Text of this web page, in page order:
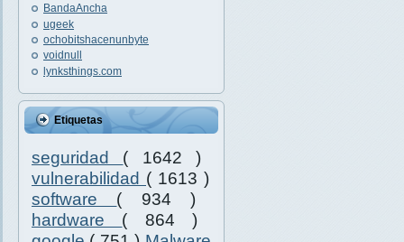
BandaAncha
ugeek
ochobitshacenunbyte
voidnull
lynksthings.com
Etiquetas
seguridad ( 1642 )
vulnerabilidad ( 1613 )
software ( 934 )
hardware ( 864 )